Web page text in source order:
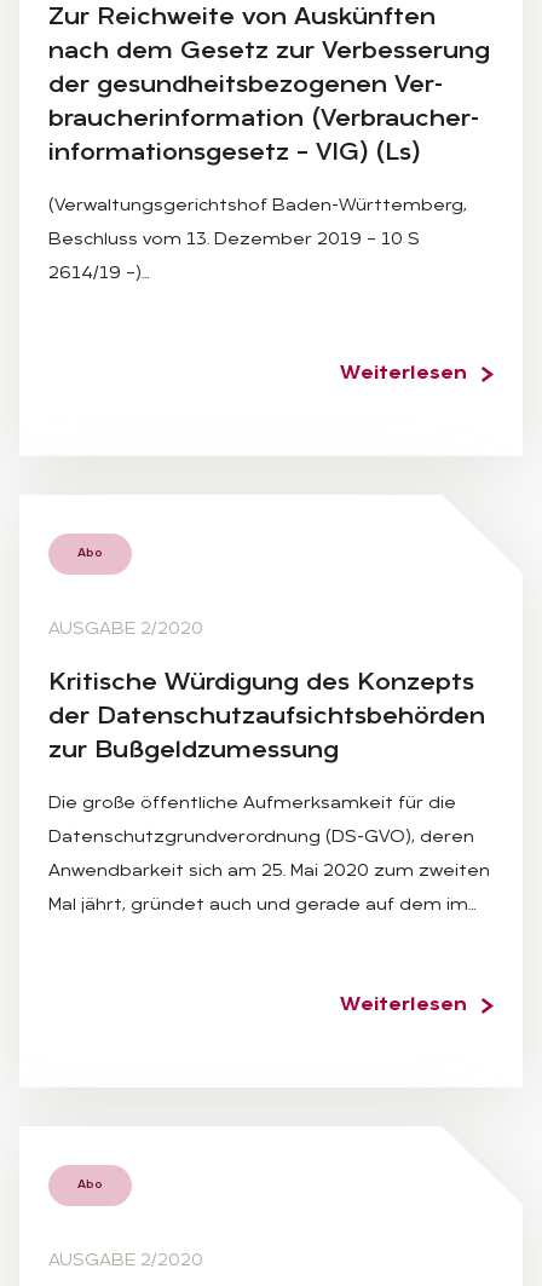
Zur Reich­wei­te von Aus­künf­ten
nach dem Ge­setz zur Ver­bes­se­rung
der ge­sund­heits­be­zo­ge­nen Ver­
brau­cher­infor­ma­ti­on (Ver­brau­cher­
infor­ma­ti­ons­ge­setz – VIG) (Ls)
(Verwaltungsgerichtshof Baden-Württemberg,
Beschluss vom 13. Dezember 2019 – 10 S
2614/19 –)…
Weiterlesen
Abo
AUSGABE 2/2020
Kri­ti­sche Wür­di­gung des Kon­zepts
der Da­ten­schutz­auf­sichts­be­hör­den
zur Buß­geld­zu­mes­sung
Die große öffentliche Aufmerksamkeit für die
Datenschutzgrundverordnung (DS-GVO), deren
Anwendbarkeit sich am 25. Mai 2020 zum zweiten
Mal jährt, gründet auch und gerade auf dem im…
Weiterlesen
Abo
AUSGABE 2/2020